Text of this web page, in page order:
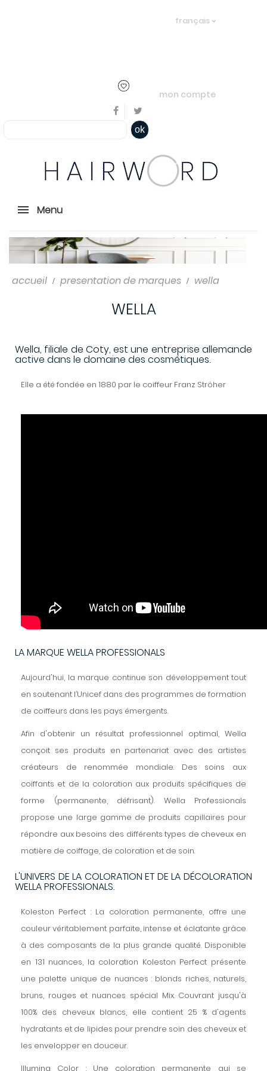
français
mon compte
ok
Menu
accueil presentation de marques wella
WELLA
Wella, filiale de Coty, est une entreprise allemande
active dans le domaine des cosmétiques.
Elle a été fondée en 1880 par le coiffeur Franz Ströher
LA MARQUE WELLA PROFESSIONALS
Aujourd'hui, la marque continue son développement tout
en soutenant l’Unicef dans des programmes de formation
de coiffeurs dans les pays émergents.
Afin d'obtenir un résultat professionnel optimal, Wella
conçoit ses produits en partenariat avec des artistes
créateurs de renommée mondiale. Des soins aux
coiffants et de la coloration aux produits spécifiques de
forme (permanente, défrisant). Wella Professionals
propose une large gamme de produits capillaires pour
répondre aux besoins des différents types de cheveux en
matière de coiffage, de coloration et de soin.
L'UNIVERS DE LA COLORATION ET DE LA DÉCOLORATION
WELLA PROFESSIONALS.
Koleston Perfect : La coloration permanente, offre une
couleur véritablement parfaite, intense et éclatante grâce
à des composants de la plus grande qualité. Disponible
en 131 nuances, la coloration Koleston Perfect présente
une palette unique de nuances : blonds riches, naturels,
bruns, rouges et nuances spécial Mix. Couvrant jusqu'à
100% des cheveux blancs, elle contient 25 % d'agents
hydratants et de lipides pour prendre soin des cheveux et
les envelopper en douceur.
Illumina Color : Une coloration permanente qui se